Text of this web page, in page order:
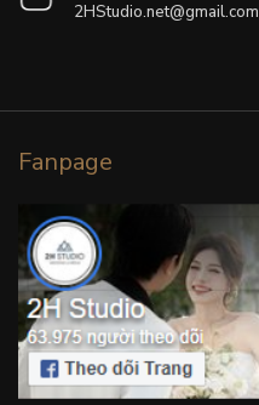
2HStudio.net@gmail.com
Fanpage